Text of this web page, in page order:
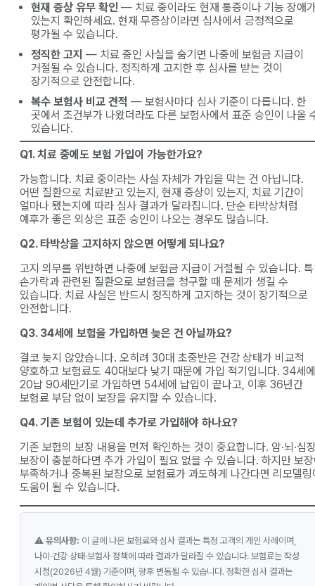
현재 증상 유무 확인 — 치료 중이라도 현재 통증이나 기능 장애
있는지 확인하세요. 현재 무증상이라면 심사에서 긍정적으로
평가될 수 있습니다.
정직한 고지 — 치료 중인 사실을 숨기면 나중에 보험금 지급이
거절될 수 있습니다. 정직하게 고지한 후 심사를 받는 것이
장기적으로 안전합니다.
복수 보험사 비교 견적 — 보험사마다 심사 기준이 다릅니다. 한
곳에서 조건부가 나왔더라도 다른 보험사에서 표준 승인이 나올
있습니다.
Q1. 치료 중에도 보험 가입이 가능한가요?
가능합니다. 치료 중이라는 사실 자체가 가입을 막는 건 아닙니다.
어떤 질환으로 치료받고 있는지, 현재 증상이 있는지, 치료 기간이
얼마나 됐는지에 따라 심사 결과가 달라집니다. 단순 타박상처럼
예후가 좋은 외상은 표준 승인이 나오는 경우도 많습니다.
Q2. 타박상을 고지하지 않으면 어떻게 되나요?
고지 의무를 위반하면 나중에 보험금 지급이 거절될 수 있습니다.
손가락과 관련된 질환으로 보험금을 청구할 때 문제가 생길 수
있습니다. 치료 사실은 반드시 정직하게 고지하는 것이 장기적으로
안전합니다.
Q3. 34세에 보험을 가입하면 늦은 건 아닐까요?
결코 늦지 않았습니다. 오히려 30대 초중반은 건강 상태가 비교적
양호하고 보험료도 40대보다 낮기 때문에 가입 적기입니다. 34세에
20납 90세만기로 가입하면 54세에 납입이 끝나고, 이후 36년간
보험료 부담 없이 보장을 유지할 수 있습니다.
Q4. 기존 보험이 있는데 추가로 가입해야 하나요?
기존 보험의 보장 내용을 먼저 확인하는 것이 중요합니다. 암·뇌·심
보장이 충분하다면 추가 가입이 필요 없을 수 있습니다. 하지만 보
부족하거나 중복된 보장으로 보험료가 과도하게 나간다면 리모델링
도움이 될 수 있습니다.
⚠️ 유의사항: 이 글에 나온 보험료와 심사 결과는 특정 고객의 개인 사례이며,
나이·건강 상태·보험사 정책에 따라 결과가 달라질 수 있습니다. 보험료는 작성
시점(2026년 4월) 기준이며, 향후 변동될 수 있습니다. 정확한 심사 결과는